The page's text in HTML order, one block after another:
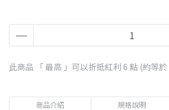
此商品 「 最高 」可以折抵紅利 6 點 (約等於
商品介紹 規格說明